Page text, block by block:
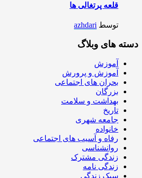
قلعه پرتغالی ها
توسط azhdari
دسته های وبلاگ
آموزش
آموزش و پرورش
بحران های اجتماعی
بزرگان
بهداشت و سلامت
تاریخ
جامعه شهری
خانواده
رفاه و آسیب های اجتماعی
روانشناسی
زندگی مشترک
زندگی نامه
سبک زندگی